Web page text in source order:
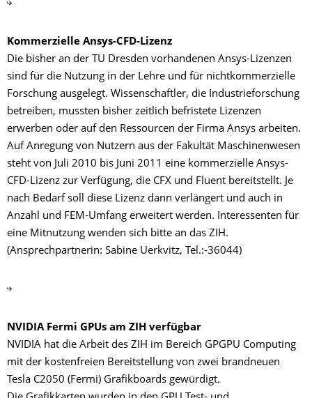
Kommerzielle Ansys-CFD-Lizenz
Die bisher an der TU Dresden vorhandenen Ansys-Lizenzen
sind für die Nutzung in der Lehre und für nichtkommerzielle
Forschung ausgelegt. Wissenschaftler, die Industrieforschung
betreiben, mussten bisher zeitlich befristete Lizenzen
erwerben oder auf den Ressourcen der Firma Ansys arbeiten.
Auf Anregung von Nutzern aus der Fakultät Maschinenwesen
steht von Juli 2010 bis Juni 2011 eine kommerzielle Ansys-
CFD-Lizenz zur Verfügung, die CFX und Fluent bereitstellt. Je
nach Bedarf soll diese Lizenz dann verlängert und auch in
Anzahl und FEM-Umfang erweitert werden. Interessenten für
eine Mitnutzung wenden sich bitte an das ZIH.
(Ansprechpartnerin: Sabine Uerkvitz, Tel.:-36044)
NVIDIA Fermi GPUs am ZIH verfügbar
NVIDIA hat die Arbeit des ZIH im Bereich GPGPU Computing
mit der kostenfreien Bereitstellung von zwei brandneuen
Tesla C2050 (Fermi) Grafikboards gewürdigt.